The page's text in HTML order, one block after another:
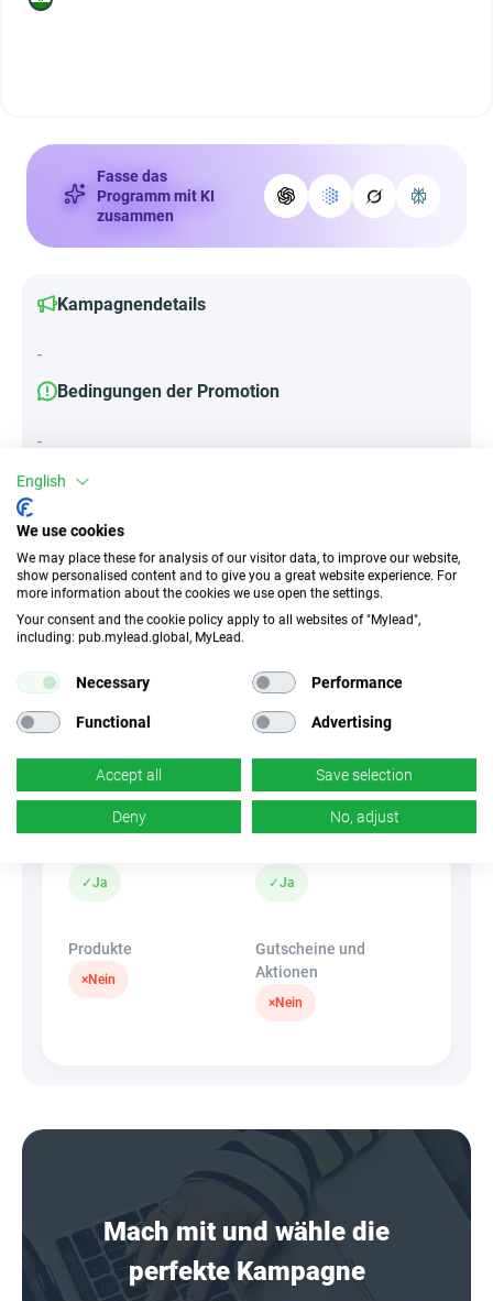
Fasse das
Programm mit KI
zusammen
Kampagnendetails
-
Bedingungen der Promotion
-
Attribute
||Geräte||
Tablet
Incentivierter Traffic
EPC
96.89 EUR
CR
Deeplink
✓Ja ✓Ja
Produkte
×Nein
Gutscheine und
Aktionen
×Nein
Mach mit und wähle die
perfekte Kampagne
English
We use cookies
We may place these for analysis of our visitor data, to improve our website,
show personalised content and to give you a great website experience. For
more information about the cookies we use open the settings.
Your consent and the cookie policy apply to all websites of "Mylead",
including: pub.mylead.global, MyLead.
Necessary Performance
Functional Advertising
Accept all Save selection
Deny No, adjust